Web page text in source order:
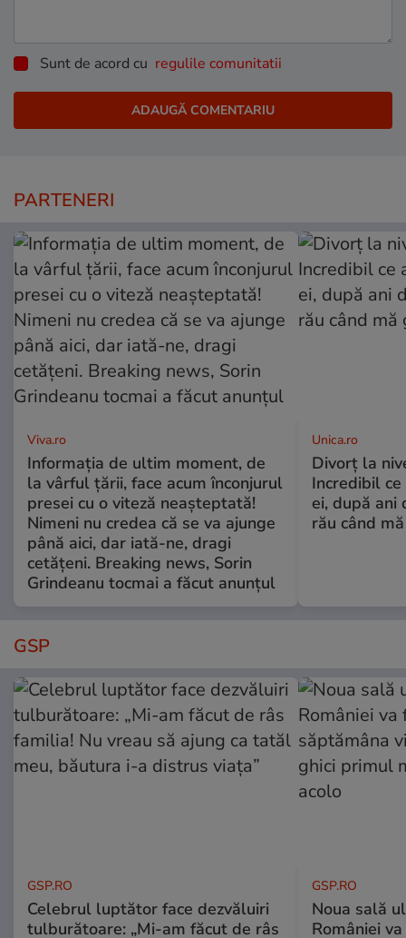
Sunt de acord cu regulile comunitatii
PARTENERI
Viva.ro
Informația de ultim moment, de
la vârful țării, face acum înconjurul
presei cu o viteză neașteptată!
Nimeni nu credea că se va ajunge
până aici, dar iată-ne, dragi
cetățeni. Breaking news, Sorin
Grindeanu tocmai a făcut anunțul
Unica.ro
Divorț la
Incredibil
ei, după ani
rău când
GSP
GSP.RO
Celebrul luptător face dezvăluiri
tulburătoare: „Mi-am făcut de râs
GSP.RO
Noua sală
României